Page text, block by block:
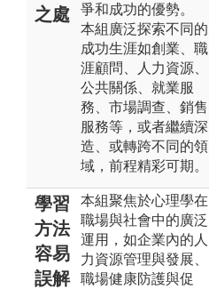
之處
爭和成功的優勢。
本組廣泛探索不同的
成功生涯如創業、職
涯顧問、人力資源、
公共關係、就業服
務、市場調查、銷售
服務等，或者繼續深
造、或轉跨不同的領
域，前程精彩可期。
學習
方法
容易
誤解
本組聚焦於心理學在
職場與社會中的廣泛
運用，如企業內的人
力資源管理與發展、
職場健康防護與促